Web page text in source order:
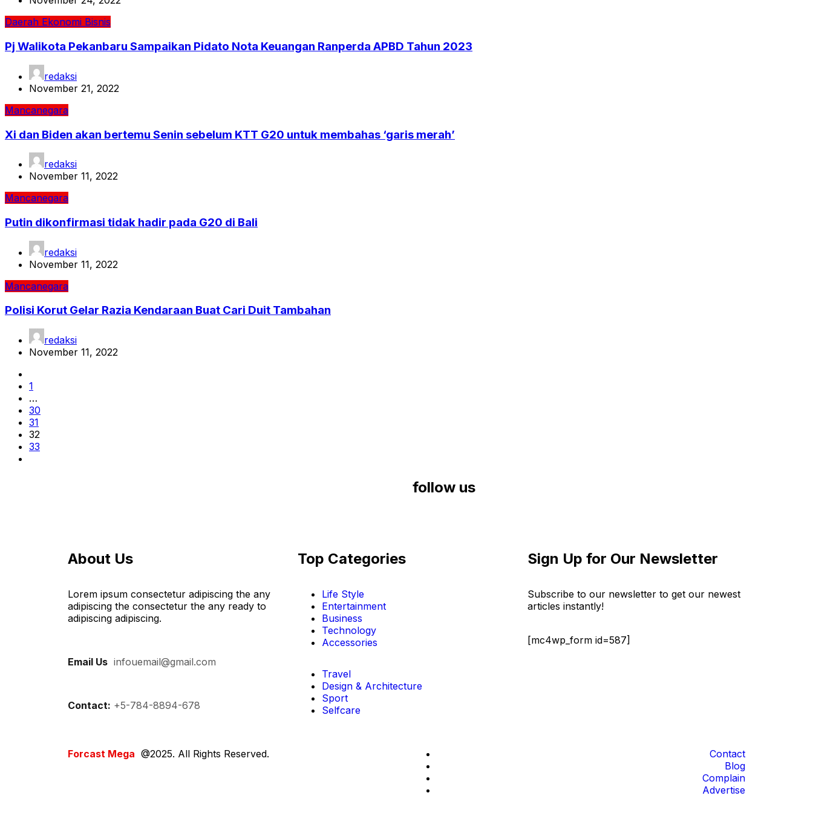
Daerah Ekonomi Bisnis
Pj Walikota Pekanbaru Sampaikan Pidato Nota Keuangan Ranperda APBD Tahun 2023
redaksi
November 21, 2022
Mancanegara
Xi dan Biden akan bertemu Senin sebelum KTT G20 untuk membahas ‘garis merah’
redaksi
November 11, 2022
Mancanegara
Putin dikonfirmasi tidak hadir pada G20 di Bali
redaksi
November 11, 2022
Mancanegara
Polisi Korut Gelar Razia Kendaraan Buat Cari Duit Tambahan
redaksi
November 11, 2022
1
…
30
31
32
33
follow us
About Us
Lorem ipsum consectetur adipiscing the any
adipiscing the consectetur the any ready to
adipiscing adipiscing.
Email Us infouemail@gmail.com
Contact: +5-784-8894-678
Top Categories​
Life Style
Entertainment
Business
Technology
Accessories
Travel
Design & Architecture
Sport
Selfcare
Sign Up for Our Newsletter
Subscribe to our newsletter to get our newest
articles instantly!
[mc4wp_form id=587]
Forcast Mega @2025. All Rights Reserved.
Contact
Blog
Complain
Advertise